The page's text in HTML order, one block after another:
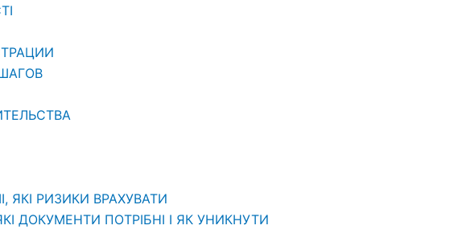
ЯКІ РИЗИКИ ВРАХУВАТИ
ДОКУМЕНТИ ПОТРІБНІ І ЯК УНИКНУТИ